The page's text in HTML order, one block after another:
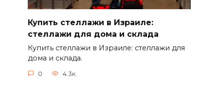
Купить стеллажи в Израиле:
стеллажи для дома и склада
Купить стеллажи в Израиле: стеллажи для
дома и склада.
0 4.3к.